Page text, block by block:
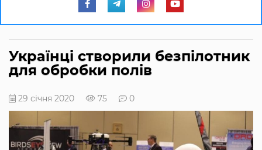
Українці створили безпілотник
для обробки полів
29 січня 2020 75 0